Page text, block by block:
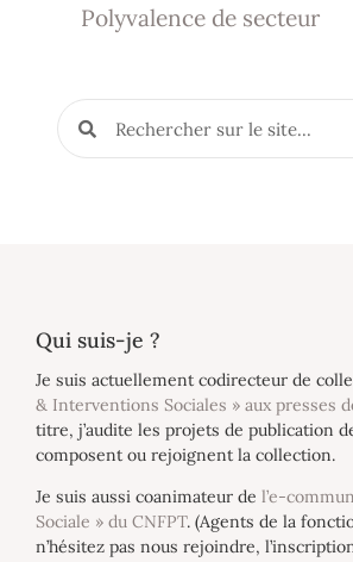
Polyvalence de secteur
Qui suis-je ?
Je suis actuellement codirecteur de
& Interventions Sociales » aux presses
titre, j’audite les projets de publication
composent ou rejoignent la collection.
Je suis aussi coanimateur de l’e-
Sociale » du CNFPT. (Agents de la
n’hésitez pas nous rejoindre,